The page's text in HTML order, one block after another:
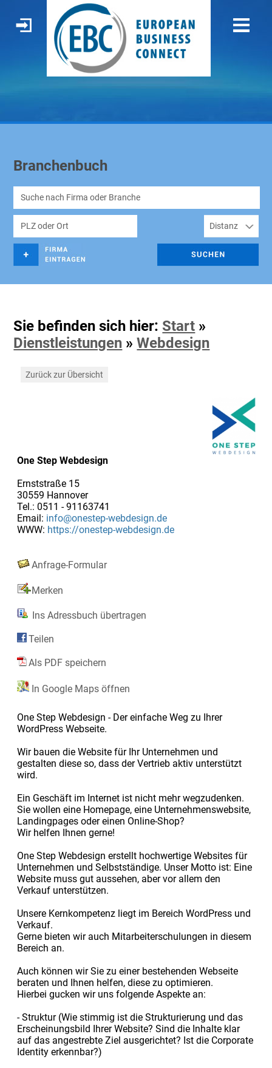
Branchenbuch
Sie befinden sich hier: Start »
Dienstleistungen »Webdesign
Zurück zur Übersicht
One Step Webdesign
Ernststraße 15
30559 Hannover
Tel.: 0511 - 91163741
Email: info@onestep-webdesign.de
WWW: https://onestep-webdesign.de
Anfrage-Formular
Merken
Ins Adressbuch übertragen
Teilen
Als PDF speichern
In Google Maps öffnen
One Step Webdesign - Der einfache Weg zu Ihrer
WordPress Webseite.
Wir bauen die Website für Ihr Unternehmen und
gestalten diese so, dass der Vertrieb aktiv unterstützt
wird.
Ein Geschäft im Internet ist nicht mehr wegzudenken.
Sie wollen eine Homepage, eine Unternehmenswebsite,
Landingpages oder einen Online-Shop?
Wir helfen Ihnen gerne!
One Step Webdesign erstellt hochwertige Websites für
Unternehmen und Selbstständige. Unser Motto ist: Eine
Website muss gut aussehen, aber vor allem den
Verkauf unterstützen.
Unsere Kernkompetenz liegt im Bereich WordPress und
Verkauf.
Gerne bieten wir auch Mitarbeiterschulungen in diesem
Bereich an.
Auch können wir Sie zu einer bestehenden Webseite
beraten und Ihnen helfen, diese zu optimieren.
Hierbei gucken wir uns folgende Aspekte an:
- Struktur (Wie stimmig ist die Strukturierung und das
Erscheinungsbild Ihrer Website? Sind die Inhalte klar
auf das angestrebte Ziel ausgerichtet? Ist die Corporate
Identity erkennbar?)